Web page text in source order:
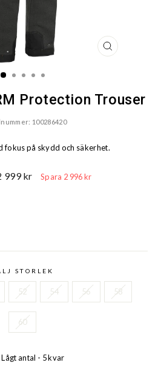
STÄNG
Protection Trouser
100286420
fokus på skydd och säkerhet.
999 kr Spara 2 996 kr
STORLEK
52 54 56 58
60
Lågt antal - 5 kvar